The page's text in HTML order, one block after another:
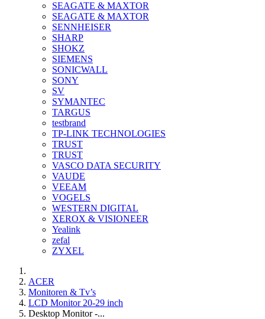
SEAGATE & MAXTOR
SEAGATE & MAXTOR
SENNHEISER
SHARP
SHOKZ
SIEMENS
SONICWALL
SONY
SV
SYMANTEC
TARGUS
testbrand
TP-LINK TECHNOLOGIES
TRUST
TRUST
VASCO DATA SECURITY
VAUDE
VEEAM
VOGELS
WESTERN DIGITAL
XEROX & VISIONEER
Yealink
zefal
ZYXEL
ACER
Monitoren & Tv’s
LCD Monitor 20-29 inch
Desktop Monitor -...